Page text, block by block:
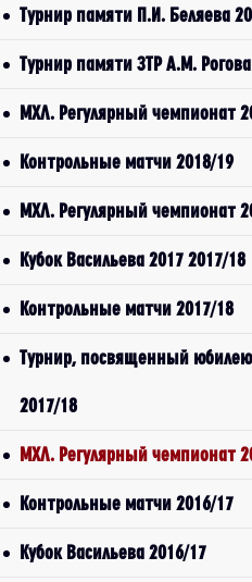
Турнир памяти П.И. Беляева
Турнир памяти ЗТР А.М.
МХЛ. Регулярный чемпионат
Контрольные матчи 2018/19
МХЛ. Регулярный чемпионат
Кубок Васильева 2017 2017/18
Контрольные матчи 2017/18
Турнир, посвященный
2017/18
МХЛ. Регулярный чемпионат
Контрольные матчи 2016/17
Кубок Васильева 2016/17